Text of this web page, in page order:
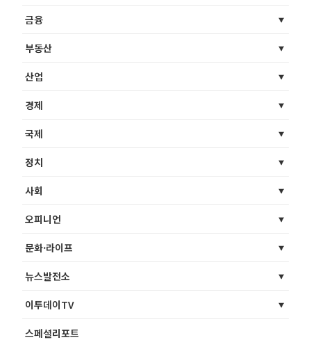
금융
부동산
산업
경제
국제
정치
사회
오피니언
문화·라이프
뉴스발전소
이투데이TV
스페셜리포트